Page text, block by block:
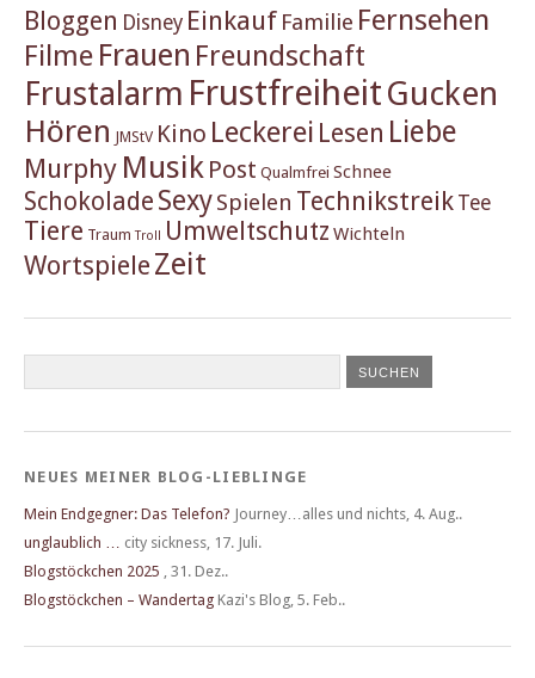
Bloggen Disney Einkauf Familie Fernsehen
Filme Frauen Freundschaft
Frustalarm FrustfreiheitGucken
Hören JMStV Kino Leckerei Lesen Liebe
Murphy Musik Post Qualmfrei Schnee
Schokolade SexySpielen Technikstreik Tee
Tiere Traum Troll Umweltschutz Wichteln
Wortspiele Zeit
NEUES MEINER BLOG-LIEBLINGE
Mein Endgegner: Das Telefon? Journey…alles und nichts 4. Aug..
unglaublich …
city sickness 17. Juli.
Blogstöckchen 2025
31. Dez..
Blogstöckchen – Wandertag Kazi's Blog 5. Feb..